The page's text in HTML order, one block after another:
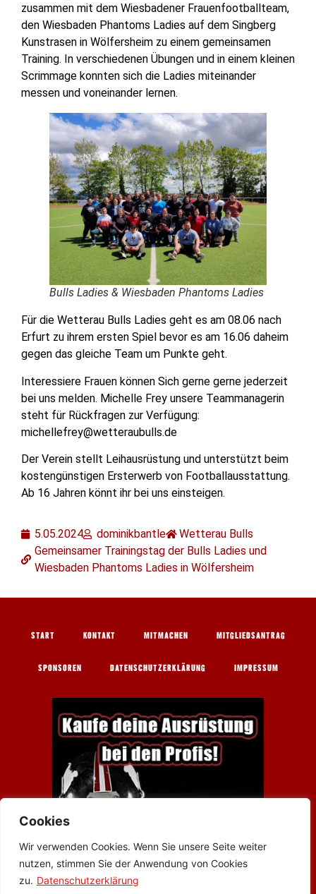
Cookies
Wir verwenden Cookies. Wenn Sie unsere Seite weiter
nutzen, stimmen Sie der Anwendung von Cookies
zu. Datenschutzerklärung
zusammen mit dem Wiesbadener Frauenfootballteam,
den Wiesbaden Phantoms Ladies auf dem Singberg
Kunstrasen in Wölfersheim zu einem gemeinsamen
Training. In verschiedenen Übungen und in einem kleinen
Scrimmage konnten sich die Ladies miteinander
messen und voneinander lernen.
Bulls Ladies & Wiesbaden Phantoms Ladies
Für die Wetterau Bulls Ladies geht es am 08.06 nach
Erfurt zu ihrem ersten Spiel bevor es am 16.06 daheim
gegen das gleiche Team um Punkte geht.
Interessiere Frauen können Sich gerne gerne jederzeit
bei uns melden. Michelle Frey unsere Teammanagerin
steht für Rückfragen zur Verfügung:
michellefrey@wetteraubulls.de
Der Verein stellt Leihausrüstung und unterstützt beim
kostengünstigen Ersterwerb von Footballausstattung.
Ab 16 Jahren könnt ihr bei uns einsteigen.
5.05.2024 dominikbantle
Wetterau Bulls
Gemeinsamer Trainingstag der Bulls Ladies und
Wiesbaden Phantoms Ladies in Wölfersheim
START KONTAKT MITMACHEN MITGLIEDSANTRAG
SPONSOREN DATENSCHUTZERKLÄRUNG IMPRESSUM
Werbung